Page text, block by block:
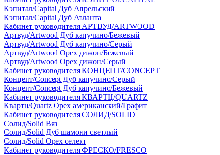
Кэпитал/Capital Дуб Апрельский
Кэпитал/Capital Дуб Атланта
Кабинет руководителя АРТВУД/ARTWOOD
Артвуд/Artwood Дуб капучино/Бежевый
Артвуд/Artwood Дуб капучино/Серый
Артвуд/Artwood Орех дижон/Бежевый
Артвуд/Artwood Орех дижон/Серый
Кабинет руководителя КОНЦЕПТ/CONCEPT
Концепт/Concept Дуб капучино/Серый
Концепт/Concept Дуб капучино/Бежевый
Кабинет руководителя КВАРТЦ/QUARTZ
Квартц/Quartz Орех американский/Графит
Кабинет руководителя СОЛИД/SOLID
Солид/Solid Вяз
Солид/Solid Дуб шамони светлый
Солид/Solid Орех селект
Кабинет руководителя ФРЕСКО/FRESCO